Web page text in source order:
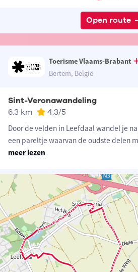
Open route
Toerisme Vlaams-Brabant
Bertem, België
Sint-Veronawandeling
6.3 km 4.3/5
Door de velden in Leefdaal wandel je
een pareltje waarvan de oudste delen
meer lezen